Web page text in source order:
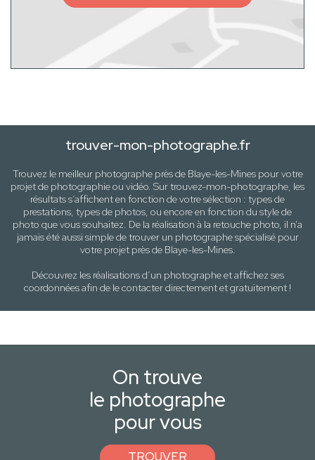
trouver-mon-photographe.fr
Trouvez le meilleur photographe près de Blaye-les-Minespour votre
projet de photographie ou vidéo. Sur trouvez-mon-photographe, les
résultats s’affichent en fonction de votre sélection : types de
prestations, types de photos, ou encore en fonction du stylede
photo que vous souhaitez. De la réalisation à la retouche photo, il n’a
jamais été aussi simple de trouver un photographe spécialisé pour
votre projet près de Blaye-les-Mines.
Découvrez les réalisations d’un photographe et affichez ses
coordonnées afin de le contacter directement et gratuitement !
On trouve
le photographe
pour vous
TROUVER